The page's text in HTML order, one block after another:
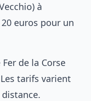
à
euros pour un
de la Corse
tarifs varient